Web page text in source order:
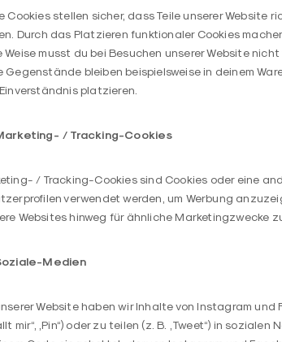
Cookies stellen sicher, dass Teile unserer
Durch das Platzieren funktionaler Cookies
Weise musst du bei Besuchen unserer Website
Gegenstände bleiben beispielsweise in deinem
platzieren.
/ Tracking-Cookies
/ Tracking-Cookies sind Cookies oder eine
verwendet werden, um Werbung
Websites hinweg für ähnliche Marketingzwecke
Medien
Website haben wir Inhalte von Instagram und
mir“, „Pin“) oder zu teilen (z. B. „Tweet“) in